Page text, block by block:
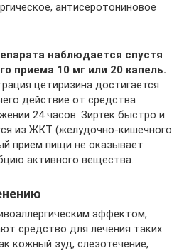
антисеротониновое
наблюдается спустя
приема 10 мг или 20 капель.
цетиризина достигается
действие от средства
24 часов. Зиртек быстро и
из ЖКТ (желудочно-кишечного
прием пищи не оказывает
активного вещества.
эффектом,
средство для лечения таких
кожный зуд, слезотечение,